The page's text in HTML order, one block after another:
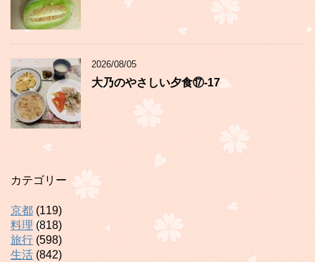
2026/08/05
大乃のやさしい夕食⑰-17
カテゴリー
京都 (119)
料理 (818)
旅行 (598)
生活 (842)